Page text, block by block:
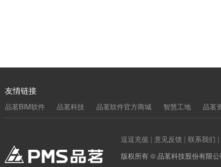
友情链接
品茗BIM软件 品茗科技 品茗软件官方商城 智慧工地 品茗
逗逗充值 | 意见反馈 | 联系我们 |
版权所有 © 品茗科技股份有限